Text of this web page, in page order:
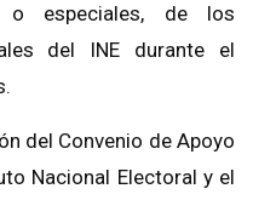
o especiales, de los
del INE durante el
del Convenio de Apoyo
Nacional Electoral y el